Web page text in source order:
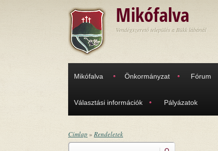
Mikófalva
Vendégszerető település a Bükk lábánál
Mikófalva Önkormányzat Fórum
Választási információk Pályázatok
Címlap » Rendeletek
Keresés